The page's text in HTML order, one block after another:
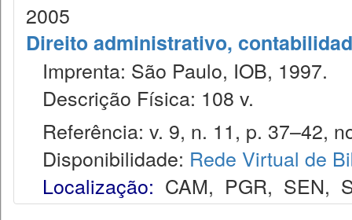
2005
Direito administrativo,
Imprenta: São Paulo, IOB, 1997.
Descrição Física: 108 v.
Referência: v. 9, n. 11, p. 37–42,
Disponibilidade: Rede Virtual de
Localização: CAM, PGR, SEN,